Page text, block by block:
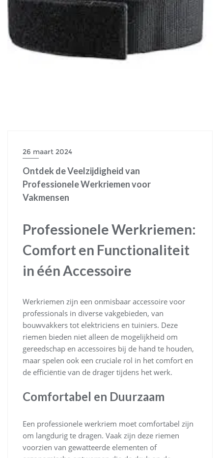
26 maart 2024
Ontdek de Veelzijdigheid van
Professionele Werkriemen voor
Vakmensen
Professionele Werkriemen:
Comfort en Functionaliteit
in één Accessoire
Werkriemen zijn een onmisbaar accessoire voor
professionals in diverse vakgebieden, van
bouwvakkers tot elektriciens en tuiniers. Deze
riemen bieden niet alleen de mogelijkheid om
gereedschap en accessoires bij de hand te houden,
maar spelen ook een cruciale rol in het comfort en
de efficiëntie van de drager tijdens het werk.
Comfortabel en Duurzaam
Een professionele werkriem moet comfortabel zijn
om langdurig te dragen. Vaak zijn deze riemen
voorzien van gewatteerde elementen of